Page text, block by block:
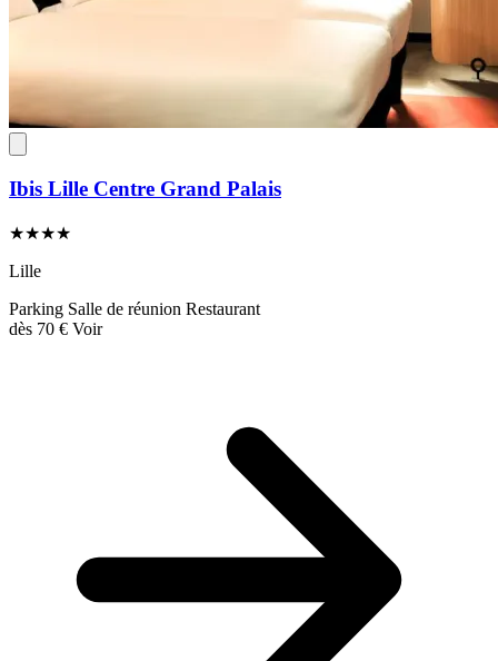
Ibis Lille Centre Grand Palais
★★★★
Lille
Parking Salle de réunion Restaurant
dès 70 € Voir